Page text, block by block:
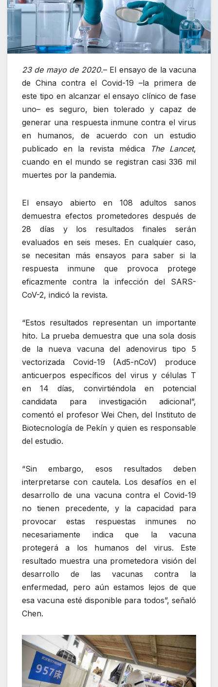
23 de mayo de 2020.– El ensayo de la vacuna
de China contra el Covid-19 –la primera de
este tipo en alcanzar el ensayo clínico de fase
uno– es seguro, bien tolerado y capaz de
generar una respuesta inmune contra el virus
en humanos, de acuerdo con un estudio
publicado en la revista médica
The Lancet,
cuando en el mundo se registran casi 336 mil
muertes por la pandemia.
El ensayo abierto en 108 adultos sanos
demuestra efectos prometedores después de
28 días y los resultados finales serán
evaluados en seis meses. En cualquier caso,
se necesitan más ensayos para saber si la
respuesta inmune que provoca protege
eficazmente contra la infección del SARS-
CoV-2, indicó la revista.
Estos resultados representan un importante
hito. La prueba demuestra que una sola dosis
de la nueva vacuna del adenovirus tipo 5
vectorizada Covid-19 (Ad5-nCoV) produce
anticuerpos específicos del virus y células T
en 14 días, convirtiéndola en potencial
candidata para investigación adicional ,
comentó el profesor Wei Chen, del Instituto de
Biotecnología de Pekín y quien es responsable
del estudio.
Sin embargo, esos resultados deben
interpretarse con cautela. Los desafíos en el
desarrollo de una vacuna contra el Covid-19
no tienen precedente, y la capacidad para
provocar estas respuestas inmunes no
necesariamente indica que la vacuna
protegerá a los humanos del virus. Este
resultado muestra una prometedora visión del
desarrollo de las vacunas contra la
enfermedad, pero aún estamos lejos de que
esa vacuna esté disponible para todos , señaló
Chen.